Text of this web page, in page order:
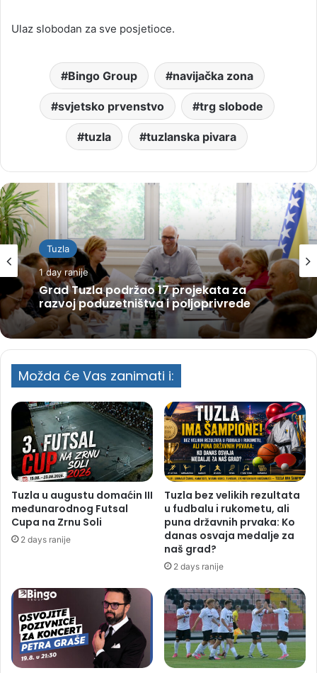
Ulaz slobodan za sve posjetioce.
Bingo Group navijačka zona
svjetsko prvenstvo trg slobode
tuzla tuzlanska pivara
Tuzla
1 day ranije
Grad Tuzla podržao 17 projekata za
razvoj poduzetništva i poljoprivrede
Možda će Vas zanimati i:
Tuzla u augustu domaćin III
međunarodnog Futsal
Cupa na Zrnu Soli
2 days ranije
Tuzla bez velikih rezultata
u fudbalu i rukometu, ali
puna državnih prvaka: Ko
danas osvaja medalje za
naš grad?
2 days ranije